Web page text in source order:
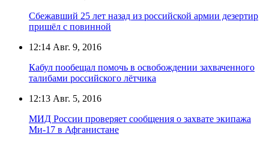
Сбежавший 25 лет назад из российской армии дезертир
пришёл с повинной
12:14 Авг. 9, 2016
Кабул пообещал помочь в освобождении захваченного
талибами российского лётчика
12:13 Авг. 5, 2016
МИД России проверяет сообщения о захвате экипажа
Ми-17 в Афганистане